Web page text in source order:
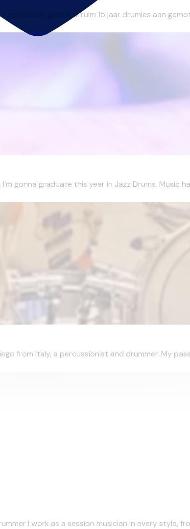
geef ik al ruim 15 jaar drumles aan
gonna graduate this year in Jazz Drums. Music
from Italy, a percussionist and drummer. My
I work as a session musician in every style,